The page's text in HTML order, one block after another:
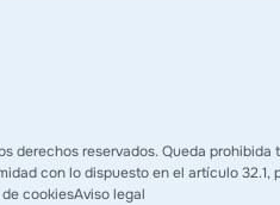
derechos reservados. Queda
con lo dispuesto en el artículo
cookiesAviso legal